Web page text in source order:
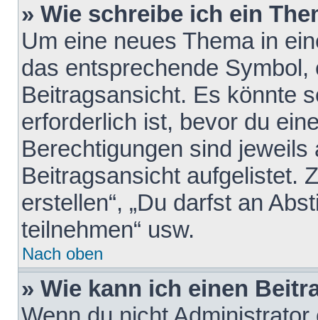
» Wie schreibe ich ein
Um eine neues Thema in
das entsprechende
Beitragsansicht. Es könnte
erforderlich ist, bevor du
Berechtigungen sind
Beitragsansicht aufgelistet.
erstellen“, „Du darfst an
teilnehmen“ usw.
Nach oben
» Wie kann ich einen